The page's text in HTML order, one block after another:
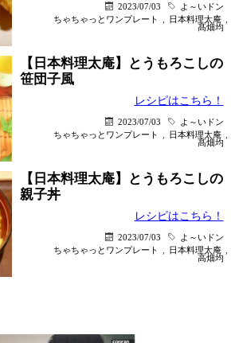
2023/07/03
よ～いドン
ちゃちゃっとワンプレート
日本料理太庵
髙畑均
【日本料理太庵】とうもろこしの
笹団子風
レシピはこちら！
2023/07/03
よ～いドン
ちゃちゃっとワンプレート
日本料理太庵
髙畑均
【日本料理太庵】とうもろこしの
親子丼
レシピはこちら！
2023/07/03
よ～いドン
ちゃちゃっとワンプレート
日本料理太庵
高畑均